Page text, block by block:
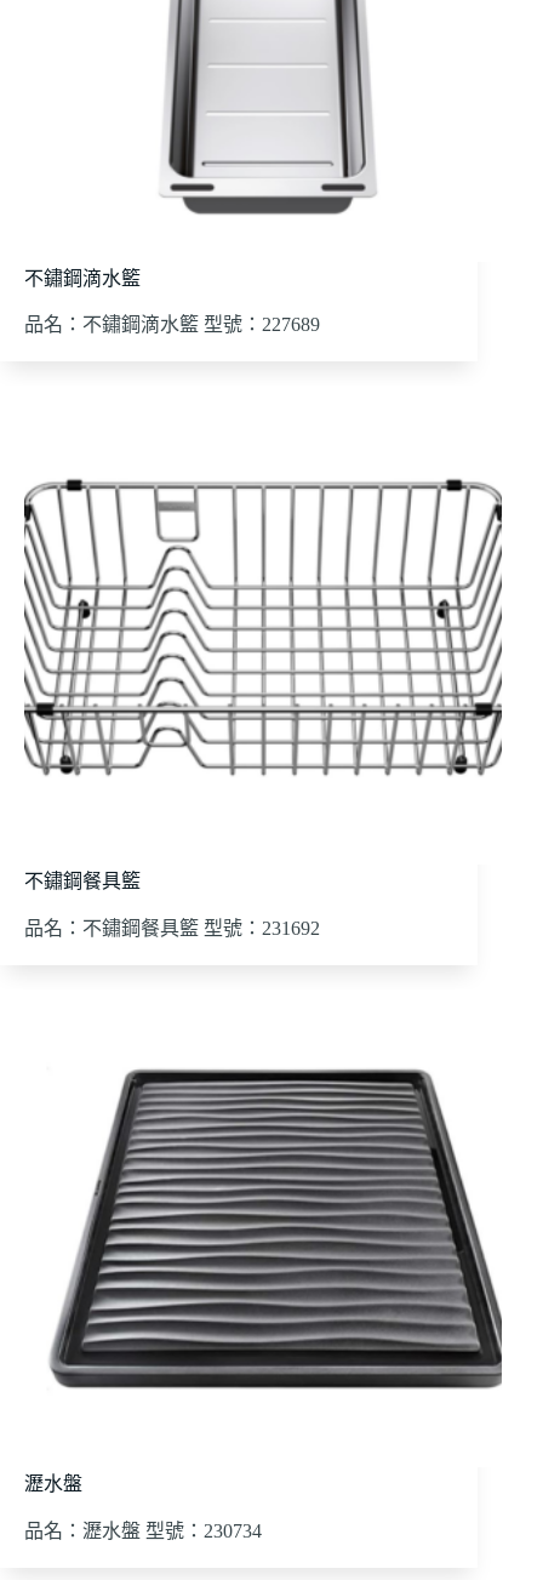
不鏽鋼滴水籃
品名：不鏽鋼滴水籃 型號：227689
不鏽鋼餐具籃
品名：不鏽鋼餐具籃 型號：231692
瀝水盤
品名：瀝水盤 型號：230734